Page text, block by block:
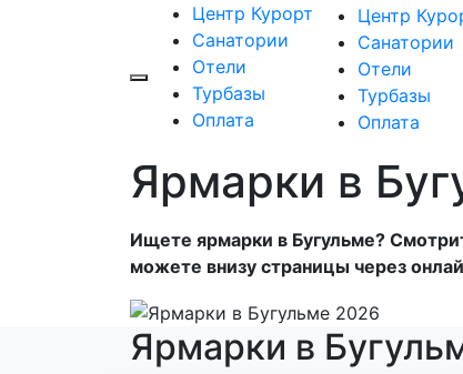
Центр Курорт
Санатории
Отели
Турбазы
Оплата
Центр
Санатории
Отели
Турбазы
Оплата
Ярмарки в
Ищете ярмарки в Бугульме?
можете внизу страницы через
Ярмарки в